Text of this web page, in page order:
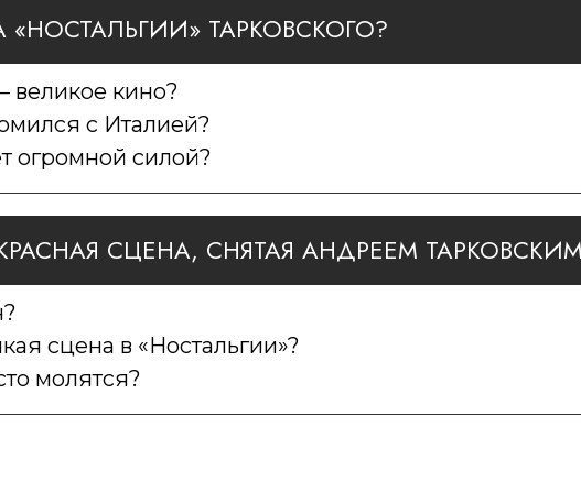
ТАРКОВСКОГО?
великое кино?
с Италией?
огромной силой?
СЦЕНА, СНЯТАЯ АНДРЕЕМ
сцена в «Ностальгии»?
молятся?